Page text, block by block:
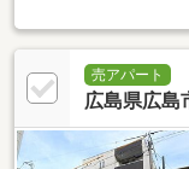
売アパート
広島県広島